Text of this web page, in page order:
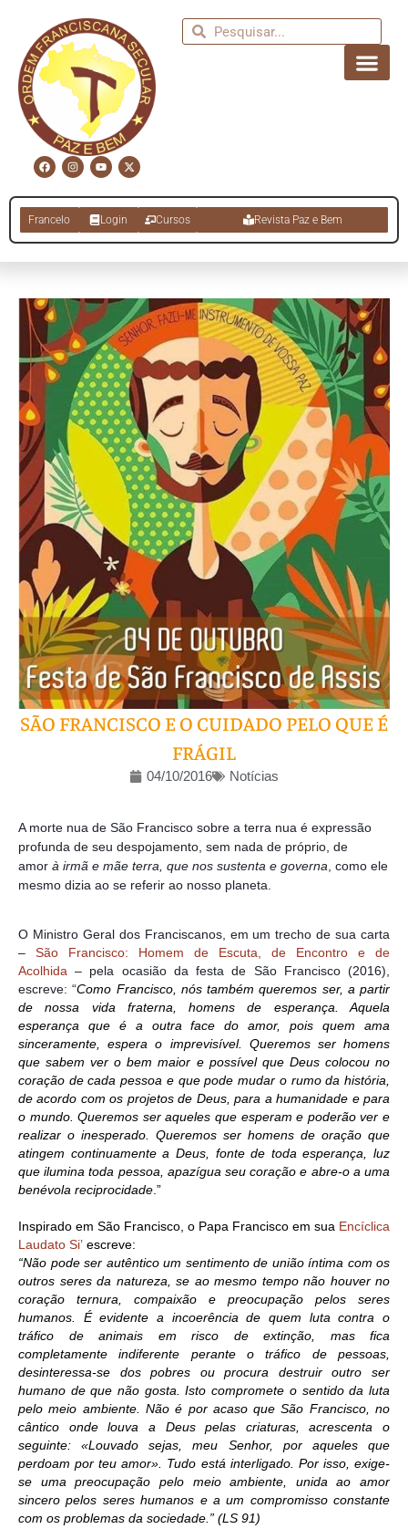
Francelo Login Cursos Revista Paz e Bem
SÃO FRANCISCO E O CUIDADO PELO QUE É
FRÁGIL
04/10/2016 Notícias
A morte nua de São Francisco sobre a terra nua é expressão
profunda de seu despojamento, sem nada de próprio, de
amor à irmã e mãe terra, que nos sustenta e governa , como ele
mesmo dizia ao se referir ao nosso planeta.
O Ministro Geral dos Franciscanos, em um trecho de sua carta
– São Francisco: Homem de Escuta, de Encontro e de
Acolhida – pela ocasião da festa de São Francisco (2016),
escreve: “Como Francisco, nós também queremos ser, a partir
de nossa vida fraterna, homens de esperança. Aquela
esperança que é a outra face do amor, pois quem ama
sinceramente, espera o imprevisível. Queremos ser homens
que sabem ver o bem maior e possível que Deus colocou no
coração de cada pessoa e que pode mudar o rumo da história,
de acordo com os projetos de Deus, para a humanidade e para
o mundo. Queremos ser aqueles que esperam e poderão ver e
realizar o inesperado. Queremos ser homens de oração que
atingem continuamente a Deus, fonte de toda esperança, luz
que ilumina toda pessoa, apazígua seu coração e abre-o a uma
benévola reciprocidade.”
Inspirado em São Francisco, o Papa Francisco em sua Encíclica
Laudato Si’ escreve:
“Não pode ser autêntico um sentimento de união íntima com os
outros seres da natureza, se ao mesmo tempo não houver no
coração ternura, compaixão e preocupação pelos seres
humanos. É evidente a incoerência de quem luta contra o
tráfico de animais em risco de extinção, mas fica
completamente indiferente perante o tráfico de pessoas,
desinteressa-se dos pobres ou procura destruir outro ser
humano de que não gosta. Isto compromete o sentido da luta
pelo meio ambiente. Não é por acaso que São Francisco, no
cântico onde louva a Deus pelas criaturas, acrescenta o
seguinte: «Louvado sejas, meu Senhor, por aqueles que
perdoam por teu amor». Tudo está interligado. Por isso, exige-
se uma preocupação pelo meio ambiente, unida ao amor
sincero pelos seres humanos e a um compromisso constante
com os problemas da sociedade.” (LS 91)